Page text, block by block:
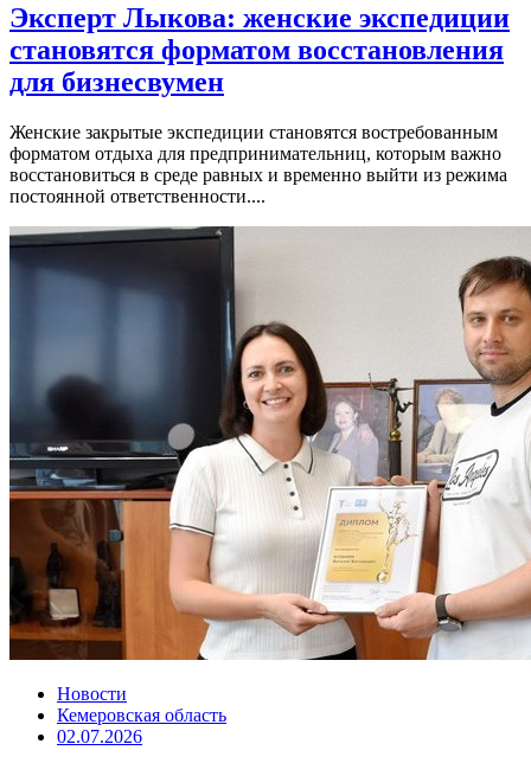
Эксперт Лыкова: женские экспедиции
становятся форматом восстановления
для бизнесвумен
Женские закрытые экспедиции становятся востребованным
форматом отдыха для предпринимательниц, которым важно
восстановиться в среде равных и временно выйти из режима
постоянной ответственности....
Новости
Кемеровская область
02.07.2026